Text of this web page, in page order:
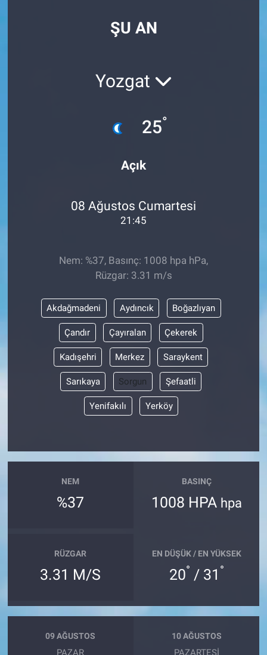
ŞU AN
Yozgat
25°
Açık
08 Ağustos Cumartesi
21:45
Nem: %37, Basınç: 1008 hpa hPa,
Rüzgar: 3.31 m/s
Akdağmadeni Aydıncık Boğazlıyan
Çandır Çayıralan Çekerek
Kadışehri Merkez Saraykent
Sarıkaya Sorgun Şefaatli
Yenifakılı Yerköy
NEM
%37
BASINÇ
1008 HPA hpa
RÜZGAR
3.31 M/S
EN DÜŞÜK / EN YÜKSEK
20° / 31 °
09 AĞUSTOS
PAZAR
10 AĞUSTOS
PAZARTESI